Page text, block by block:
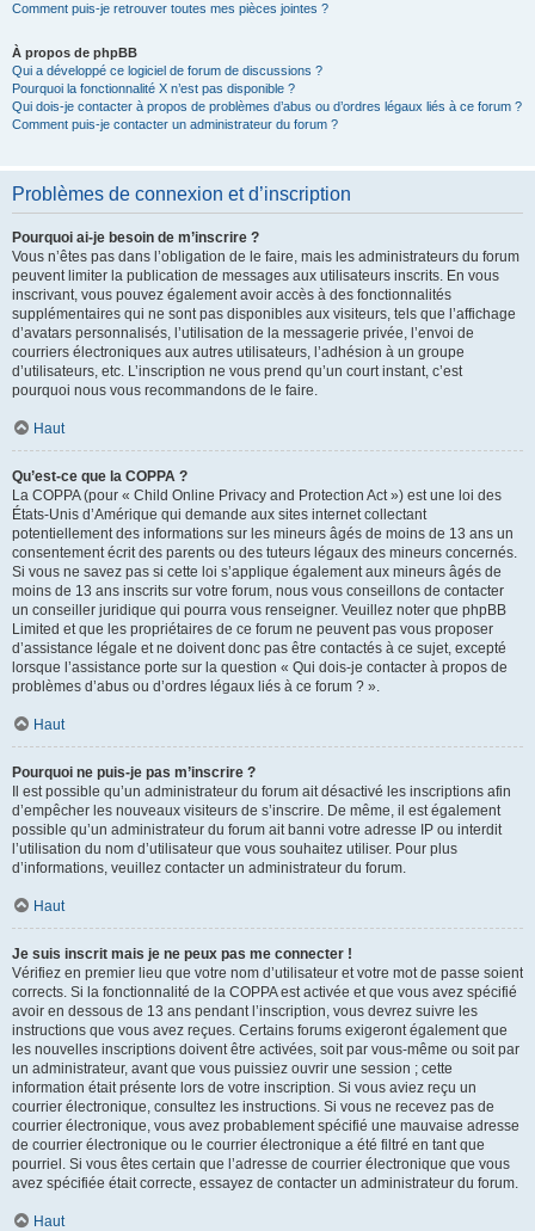
Comment puis-je retrouver toutes mes pièces jointes ?
À propos de phpBB
Qui a développé ce logiciel de forum de discussions ?
Pourquoi la fonctionnalité X n’est pas disponible ?
Qui dois-je contacter à propos de problèmes d’abus ou d’ordres légaux liés à ce forum ?
Comment puis-je contacter un administrateur du forum ?
Problèmes de connexion et d’inscription
Pourquoi ai-je besoin de m’inscrire ?
Vous n’êtes pas dans l’obligation de le faire, mais les administrateurs du forum
peuvent limiter la publication de messages aux utilisateurs inscrits. En vous
inscrivant, vous pouvez également avoir accès à des fonctionnalités
supplémentaires qui ne sont pas disponibles aux visiteurs, tels que l’affichage
d’avatars personnalisés, l’utilisation de la messagerie privée, l’envoi de
courriers électroniques aux autres utilisateurs, l’adhésion à un groupe
d’utilisateurs, etc. L’inscription ne vous prend qu’un court instant, c’est
pourquoi nous vous recommandons de le faire.
Haut
Qu’est-ce que la COPPA ?
La COPPA (pour « Child Online Privacy and Protection Act ») est une loi des
États-Unis d’Amérique qui demande aux sites internet collectant
potentiellement des informations sur les mineurs âgés de moins de 13 ans un
consentement écrit des parents ou des tuteurs légaux des mineurs concernés.
Si vous ne savez pas si cette loi s’applique également aux mineurs âgés de
moins de 13 ans inscrits sur votre forum, nous vous conseillons de contacter
un conseiller juridique qui pourra vous renseigner. Veuillez noter que phpBB
Limited et que les propriétaires de ce forum ne peuvent pas vous proposer
d’assistance légale et ne doivent donc pas être contactés à ce sujet, excepté
lorsque l’assistance porte sur la question « Qui dois-je contacter à propos de
problèmes d’abus ou d’ordres légaux liés à ce forum ? ».
Haut
Pourquoi ne puis-je pas m’inscrire ?
Il est possible qu’un administrateur du forum ait désactivé les inscriptions afin
d’empêcher les nouveaux visiteurs de s’inscrire. De même, il est également
possible qu’un administrateur du forum ait banni votre adresse IP ou interdit
l’utilisation du nom d’utilisateur que vous souhaitez utiliser. Pour plus
d’informations, veuillez contacter un administrateur du forum.
Haut
Je suis inscrit mais je ne peux pas me connecter !
Vérifiez en premier lieu que votre nom d’utilisateur et votre mot de passe soient
corrects. Si la fonctionnalité de la COPPA est activée et que vous avez spécifié
avoir en dessous de 13 ans pendant l’inscription, vous devrez suivre les
instructions que vous avez reçues. Certains forums exigeront également que
les nouvelles inscriptions doivent être activées, soit par vous-même ou soit par
un administrateur, avant que vous puissiez ouvrir une session ; cette
information était présente lors de votre inscription. Si vous aviez reçu un
courrier électronique, consultez les instructions. Si vous ne recevez pas de
courrier électronique, vous avez probablement spécifié une mauvaise adresse
de courrier électronique ou le courrier électronique a été filtré en tant que
pourriel. Si vous êtes certain que l’adresse de courrier électronique que vous
avez spécifiée était correcte, essayez de contacter un administrateur du forum.
Haut